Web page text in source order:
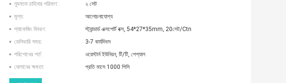
ন্যূনতম চাহিদার পরিমাণ:
২ সেট
মূল্য:
আলোচনাযোগ্য
প্যাকেজিং বিবরণ:
স্ট্যান্ডার্ড এক্সপোর্ট বক্স, 54*27*35mm, 20সেট/Ctn
ডেলিভারি সময়:
3-7 কার্যদিবস
পরিশোধের শর্ত:
ওয়েস্টার্ন ইউনিয়ন, টি/টি, পেপ্যাল
যোগানের ক্ষমতা:
প্রতি মাসে 1000 পিসি